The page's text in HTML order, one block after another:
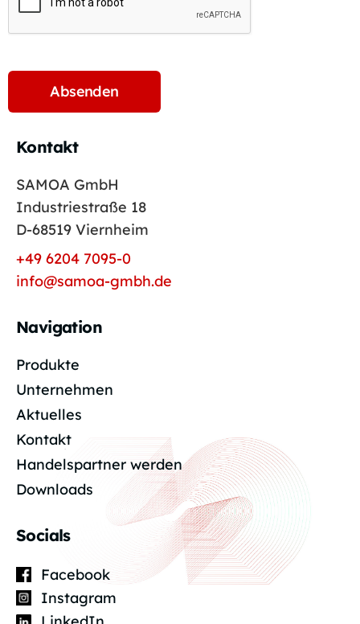
Kontakt
SAMOA GmbH
Industriestraße 18
D-68519 Viernheim
+49 6204 7095-0
info@samoa-gmbh.de
Navigation
Produkte
Unternehmen
Aktuelles
Kontakt
Handelspartner werden
Downloads
Socials
Facebook
Instagram